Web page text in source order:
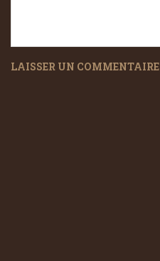
LAISSER UN COMMENTAIRE